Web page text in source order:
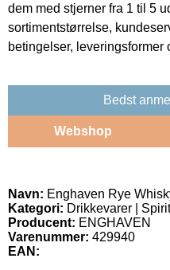
dem med stjerner fra 1 til 5
sortimentstørrelse,
betingelser, leveringsformer
Bedst
Webshop
Navn: Enghaven Rye
Kategori: Drikkevarer |
Producent: ENGHAVEN
Varenummer: 429940
EAN: